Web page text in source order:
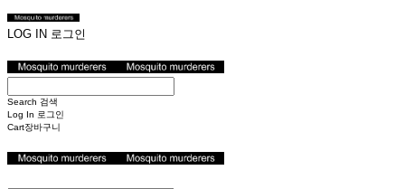
LOG IN 로그인
Search 검색
Log In 로그인
Cart장바구니